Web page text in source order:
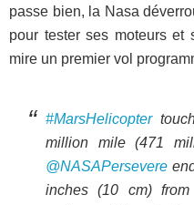
passe bien, la Nasa
pour tester ses moteurs et
mire un premier vol
#MarsHelicopter
million mile (471
@NASAPersevere
inches (10 cm)